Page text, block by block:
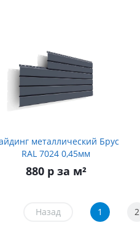
металлический Брус
RAL 7024 0,45мм
880 р за м²
Назад 1 2